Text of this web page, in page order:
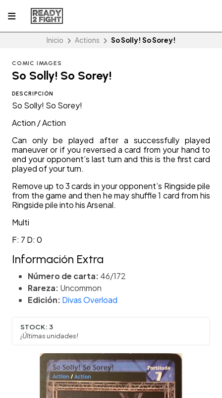
Inicio Actions So Solly! So Sorey!
COMIC IMAGES
So Solly! So Sorey!
DESCRIPCIÓN
So Solly! So Sorey!
Action / Action
Can only be played after a successfully played
maneuver or if you reversed a card from your hand to
end your opponent’s last turn and this is the first card
played of your turn.
Remove up to 3 cards in your opponent’s Ringside pile
from the game and then he may shuffle 1 card from his
Ringside pile into his Arsenal.
Multi
F: 7 D: 0
Información Extra
Número de carta: 46/172
Rareza: Uncommon
Edición: Divas Overload
STOCK: 3
¡Últimas unidades!